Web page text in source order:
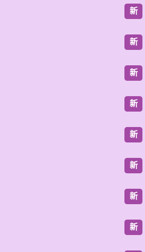
新
新
新
新
新
新
新
新